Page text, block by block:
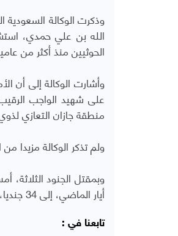
وذكرت الوكالة
الله بن علي حمدي،
الحوثيين منذ أكثر من
وأشارت الوكالة إلى أن
على شهيد الواجب
منطقة جازان التعازي
ولم تذكر الوكالة مزيدا
وبمقتل الجنود
أيار الماضي، إلى 34 جنديا، في أكثر جبهات الحرب استنزافا، وفق إحصاء للأناضول نقلا عن مصادر سعودية رسمية.
تابعنا في :